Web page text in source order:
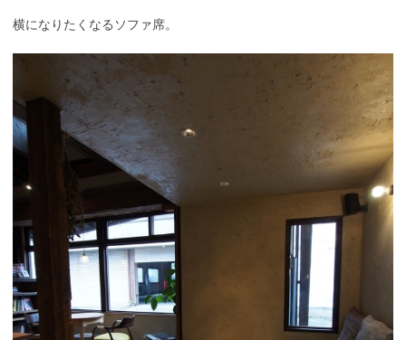
横になりたくなるソファ席。